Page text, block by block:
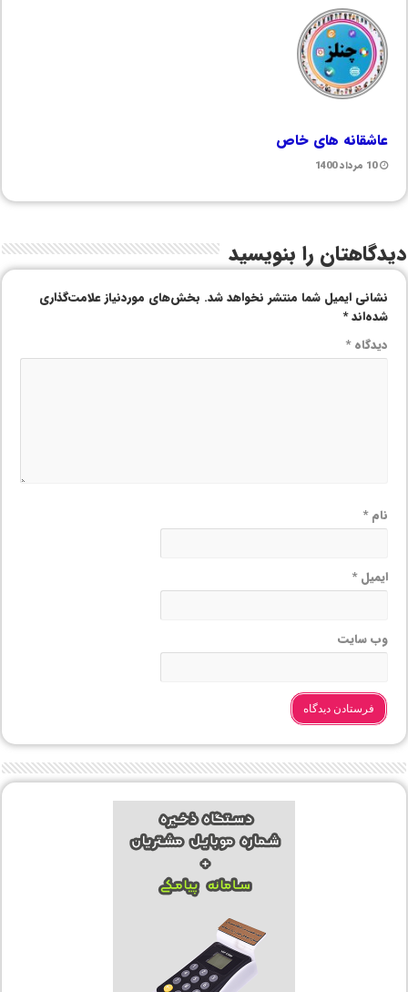
عاشقانه های خاص
10 مرداد 1400
دیدگاهتان را بنویسید
نشانی ایمیل شما منتشر نخواهد شد. بخش‌های موردنیاز علامت‌گذاری
شده‌اند*
دیدگاه*
نام*
ایمیل*
وب‌ سایت